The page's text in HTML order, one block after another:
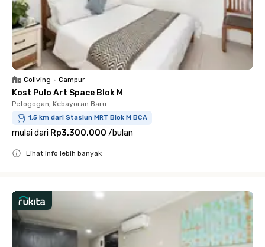
Coliving • Campur
Kost Pulo Art Space Blok M
Petogogan, Kebayoran Baru
1.5 km dari Stasiun MRT Blok M BCA
mulai dari Rp3.300.000 /bulan
Lihat info lebih banyak